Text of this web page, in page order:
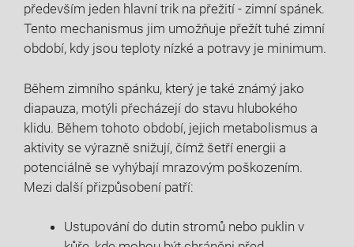
především​ jeden⁣ hlavní trik na ‌přežití -⁣ zimní ⁣spánek.
Tento mechanismus ‍jim​ umožňuje přežít tuhé zimní​
období, kdy⁣ jsou teploty nízké a ⁤potravy je minimum.
Během‌ zimního spánku, který je také ⁤známý jako
diapauza, motýli přecházejí do stavu hlubokého
klidu. Během tohoto období, jejich metabolismus a
aktivity se výrazně snižují, čímž šetří‍ energii⁣ a
potenciálně se vyhýbají mrazovým poškozením.
Mezi další přizpůsobení patří:
Ustupování do dutin stromů nebo puklin v⁤